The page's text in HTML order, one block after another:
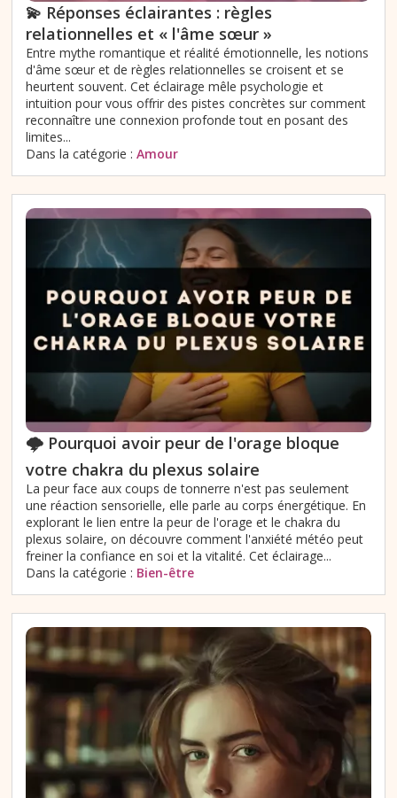
💫 Réponses éclairantes : règles
relationnelles et « l'âme sœur »
Entre mythe romantique et réalité émotionnelle, les notions
d'âme sœur et de règles relationnelles se croisent et se
heurtent souvent. Cet éclairage mêle psychologie et
intuition pour vous offrir des pistes concrètes sur comment
reconnaître une connexion profonde tout en posant des
limites...
Dans la catégorie : Amour
🌩️ Pourquoi avoir peur de l'orage bloque
votre chakra du plexus solaire
La peur face aux coups de tonnerre n'est pas seulement
une réaction sensorielle, elle parle au corps énergétique. En
explorant le lien entre la peur de l'orage et le chakra du
plexus solaire, on découvre comment l'anxiété météo peut
freiner la confiance en soi et la vitalité. Cet éclairage...
Dans la catégorie : Bien-être